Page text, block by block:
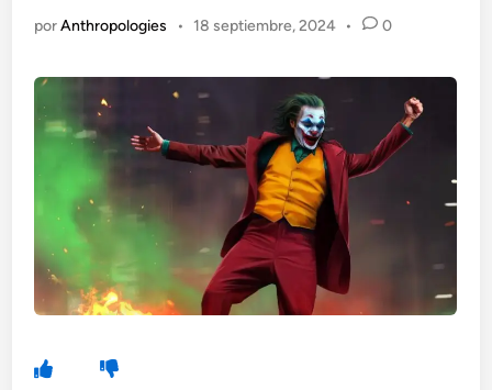
porAnthropologies • 18 septiembre, 2024 • 0